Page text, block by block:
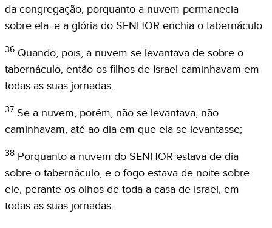
da congregação, porquanto a nuvem permanecia
sobre ela, e a glória do SENHOR enchia o tabernáculo.
36 Quando, pois, a nuvem se levantava de sobre o
tabernáculo, então os filhos de Israel caminhavam em
todas as suas jornadas.
37 Se a nuvem, porém, não se levantava, não
caminhavam, até ao dia em que ela se levantasse;
38 Porquanto a nuvem do SENHOR estava de dia
sobre o tabernáculo, e o fogo estava de noite sobre
ele, perante os olhos de toda a casa de Israel, em
todas as suas jornadas.